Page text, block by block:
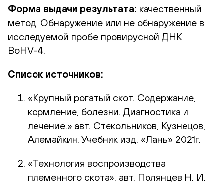
Форма выдачи результата: качественный
метод. Обнаружение или не обнаружение в
исследуемой пробе провирусной ДНК
BoHV-4.
Список источников:
«Крупный рогатый скот. Содержание,
кормление, болезни. Диагностика и
лечение.» авт. Стекольников, Кузнецов,
Алемайкин. Учебник изд. «Лань» 2021г.
«Технология воспроизводства
племенного скота». авт. Полянцев Н. И.